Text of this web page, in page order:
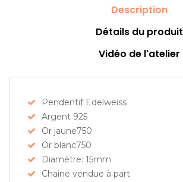
Description
Détails du produit
Vidéo de l'atelier
Pendentif Edelweiss
Argent 925
Or jaune750
Or blanc750
Diamètre: 15mm
Chaine vendue à part